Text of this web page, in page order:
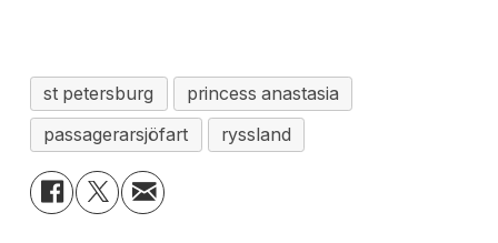
st petersburg
princess anastasia
passagerarsjöfart
ryssland